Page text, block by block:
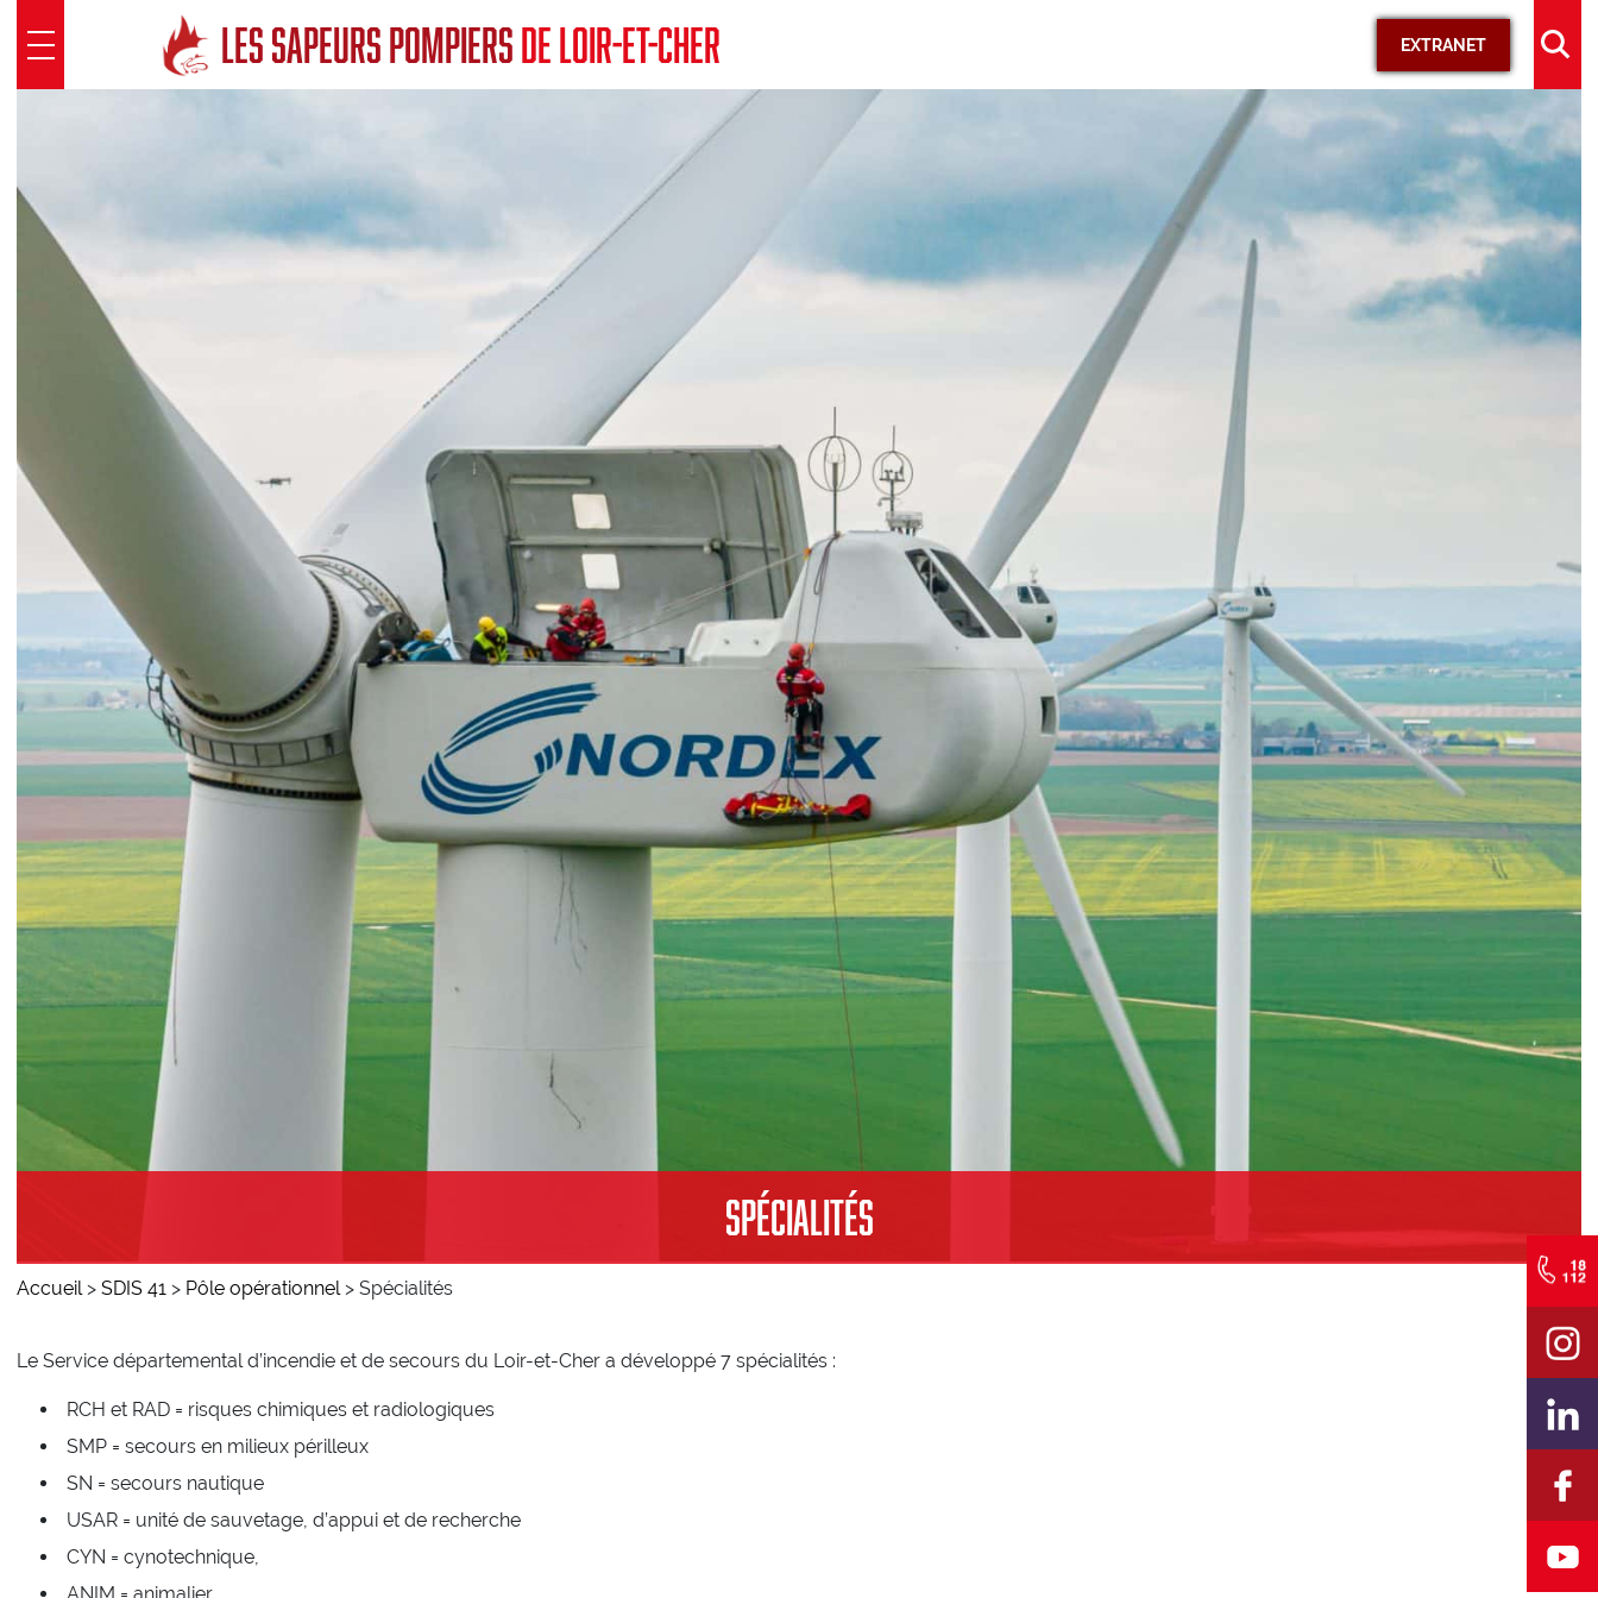
LES SAPEURS POMPIERSDE LOIR-ET-CHER EXTRANET
Présentation
Sous Direction Santé
Groupements territoriaux
Pôle opérationnel
Pôle fonctionnel
INFORMATION
Actualités
Agenda
Marchés publics
Défense Extérieure Contre l’Incendie (DECI)
Accessibilité des véhicules d’incendie et de secours
Urbanisme
Conventions et label employeur
KIOSQUE
Documents officiels
Médias
Supports de communication
Délibérations et commissions
SAUVER
Incendies
Intoxications
Conduite
Chutes
Noyades
SE FORMER
Centre de formation d’incendie et de secours
Référentiels internes d’organisation de la formation
ENASIS
Activités physiques et sportives
Prévention et secours civique
Devenez sapeur-pompier volontaire
Devenez sapeur-pompier professionnel
Devenez jeune sapeur-pompier
Devenez agent administratif, technique ou spécialisé
Spécialités
Accueil> SDIS 41 > Pôle opérationnel> Spécialités
Le Service départemental d’incendie et de secours du Loir-et-Cher a développé 7 spécialités :
RCH et RAD = risques chimiques et radiologiques
SMP = secours en milieux périlleux
SN = secours nautique
USAR = unité de sauvetage, d’appui et de recherche
CYN = cynotechnique,